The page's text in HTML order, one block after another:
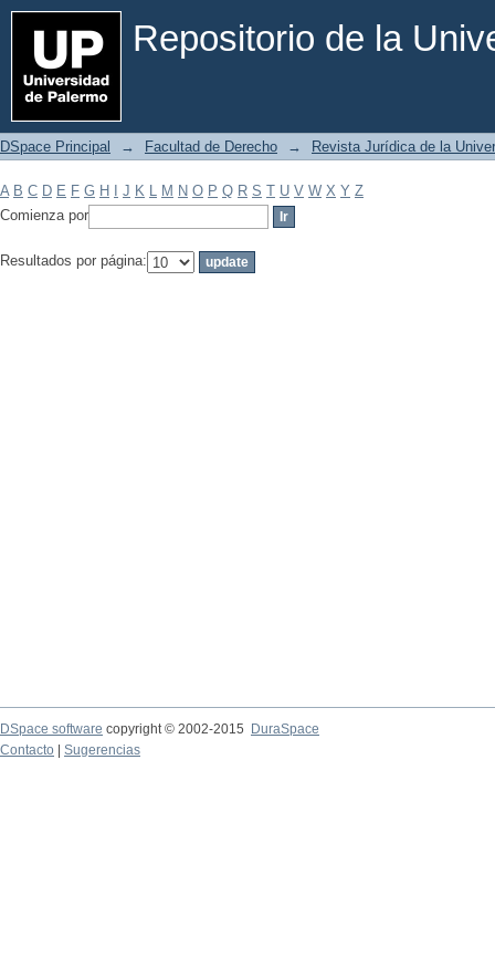
Repositorio de la
Filtrar por: Materia
DSpace Principal → Facultad de Derecho → Revista Jurídica de la
A B C D E F G H J K L M N O P Q R S T U V W X Y Z
Comienza por
Resultados por página:
DSpace software copyright © 2002-2015
DuraSpace
Contacto
Sugerencias